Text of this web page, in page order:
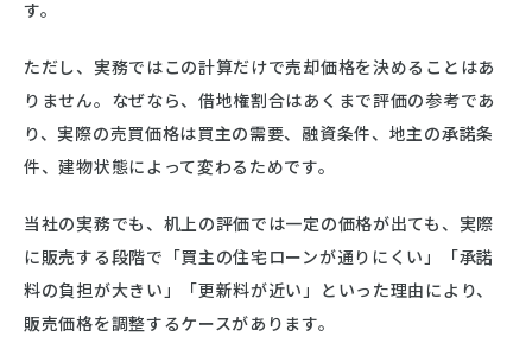
す。
ただし、実務ではこの計算だけで売却価格を決めることはあ
りません。なぜなら、借地権割合はあくまで評価の参考であ
り、実際の売買価格は買主の需要、融資条件、地主の承諾条
件、建物状態によって変わるためです。
当社の実務でも、机上の評価では一定の価格が出ても、実際
に販売する段階で「買主の住宅ローンが通りにくい」「承諾
料の負担が大きい」「更新料が近い」といった理由により、
販売価格を調整するケースがあります。